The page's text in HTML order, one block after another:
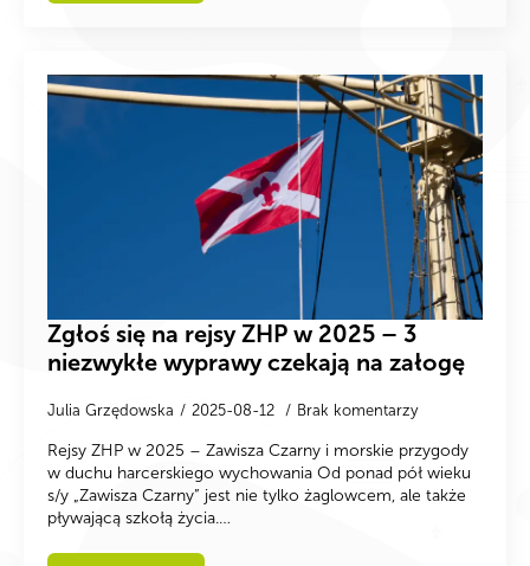
Zgłoś się na rejsy ZHP w 2025 – 3
niezwykłe wyprawy czekają na załogę
Julia Grzędowska 2025-08-12 Brak komentarzy
Rejsy ZHP w 2025 – Zawisza Czarny i morskie przygody
w duchu harcerskiego wychowania Od ponad pół wieku
s/y „Zawisza Czarny” jest nie tylko żaglowcem, ale także
pływającą szkołą życia.…